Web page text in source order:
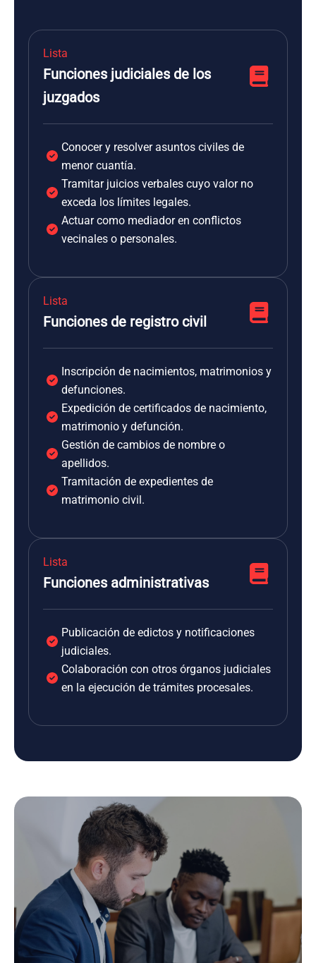
Lista
Funciones judiciales de los
juzgados
Conocer y resolver asuntos civiles de
menor cuantía.
Tramitar juicios verbales cuyo valor no
exceda los límites legales.
Actuar como mediador en conflictos
vecinales o personales.
Lista
Funciones de registro civil
Inscripción de nacimientos, matrimonios y
defunciones.
Expedición de certificados de nacimiento,
matrimonio y defunción.
Gestión de cambios de nombre o
apellidos.
Tramitación de expedientes de
matrimonio civil.
Lista
Funciones administrativas
Publicación de edictos y notificaciones
judiciales.
Colaboración con otros órganos judiciales
en la ejecución de trámites procesales.